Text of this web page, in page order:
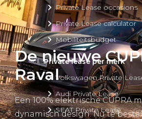
Private Lease occasions
Private Lease calculator
Mobiliteitsbudget
Private lease per merk
Volkswagen Private
Audi Private Lease
SEAT Private Lease
De nieuwe
Raval
Een 100% elektrische CUPRA
dynamisch design. Nu te